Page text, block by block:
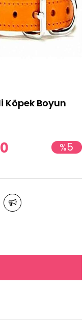
Köpek Boyun
%5